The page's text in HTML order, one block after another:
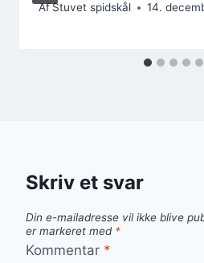
AfStuvet spidskål 14.
Skriv et svar
Din e-mailadresse vil ikke blive
er markeret med *
Kommentar *